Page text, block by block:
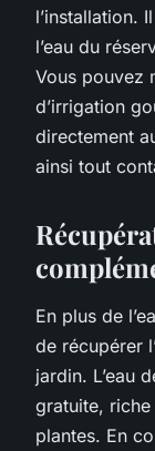
l’installation.
l’eau du
Vous pouvez
d’irrigation
directement
ainsi tout
En plus de
de récupérer
jardin. L’eau
gratuite,
plantes. En